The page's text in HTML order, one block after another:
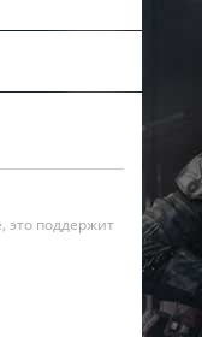
поддержит